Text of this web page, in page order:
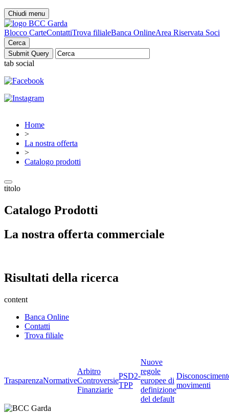
Chiudi menu
Blocco CarteContattiTrova filialeBanca OnlineArea Riservata Soci
Cerca
tab social
Home
>
La nostra offerta
>
Catalogo prodotti
titolo
Catalogo Prodotti
La nostra offerta commerciale
Risultati della ricerca
content
Banca Online
Contatti
Trova filiale
TrasparenzaNormative
Arbitro
Controversie
Finanziarie
PSD2-
TPP
Nuove
regole
europee di
definizione
del default
movimenti